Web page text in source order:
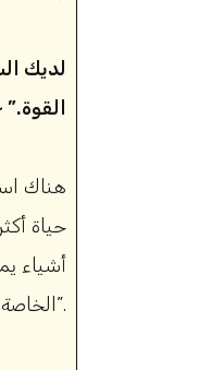
هناك
حياة
أشياء
الخاصة بك – وربما حتى إعادة تعريف “الاستثنائي”.